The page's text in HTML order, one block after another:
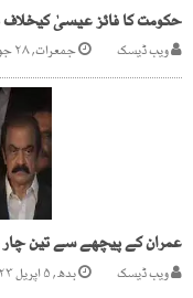
حکومت کا فائز عیسیٰ
ویب ڈیسک جمعرات, ۲۸ جولائی ۲۰۲۲
عمران کے پیچھے سے تین چار
ویب ڈیسک بدھ, ۵ اپریل ۲۰۲۳